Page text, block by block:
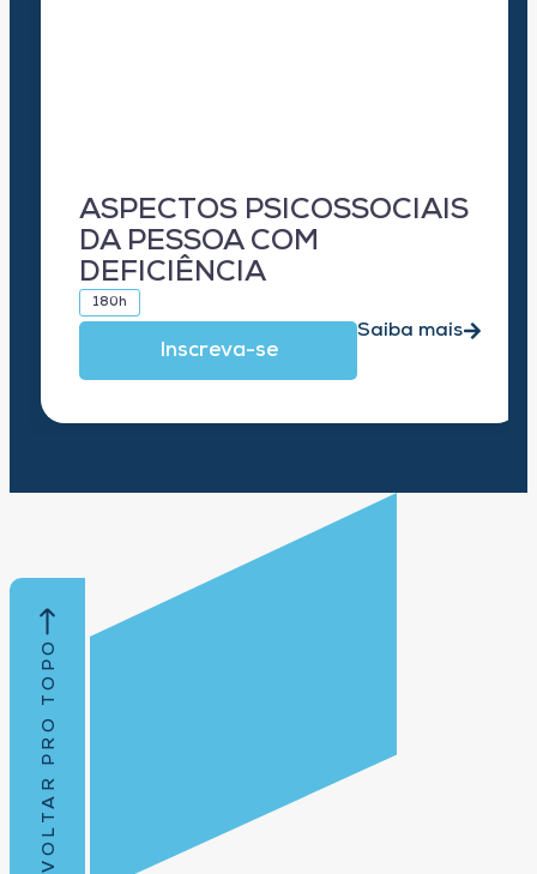
ASPECTOS PSICOSSOCIAIS
DA PESSOA COM
DEFICIÊNCIA
180h
Inscreva-se
Saiba mais
VOLTAR PRO TOPO